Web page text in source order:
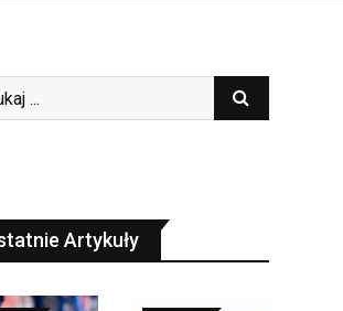
Artykuły